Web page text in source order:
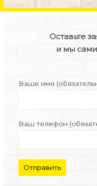
Оставьте
и мы
Ваше имя
Ваш телефон